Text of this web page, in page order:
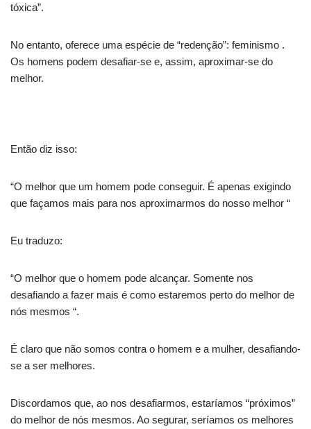
tóxica”.
No entanto, oferece uma espécie de “redenção”: feminismo .
Os homens podem desafiar-se e, assim, aproximar-se do
melhor.
Então diz isso:
“O melhor que um homem pode conseguir. É apenas exigindo
que façamos mais para nos aproximarmos do nosso melhor “
Eu traduzo:
“O melhor que o homem pode alcançar. Somente nos
desafiando a fazer mais é como estaremos perto do melhor de
nós mesmos “.
É claro que não somos contra o homem e a mulher, desafiando-
se a ser melhores.
Discordamos que, ao nos desafiarmos, estaríamos “próximos”
do melhor de nós mesmos. Ao segurar, seríamos os melhores